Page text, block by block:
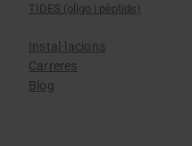
TIDES (oligo i pèptids)
Instal·lacions
Carreres
Blog